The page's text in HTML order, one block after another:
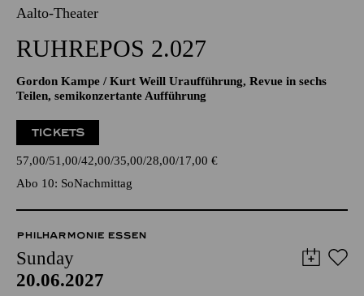
Aalto-Theater
RUHREPOS 2.027
Gordon Kampe / Kurt Weill Uraufführung, Revue in sechs
Teilen, semikonzertante Aufführung
TICKETS
57,00 51,00 42,00 35,00 28,00 17,00 €
Abo 10: SoNachmittag
PHILHARMONIE ESSEN
Sunday
20.06.2027